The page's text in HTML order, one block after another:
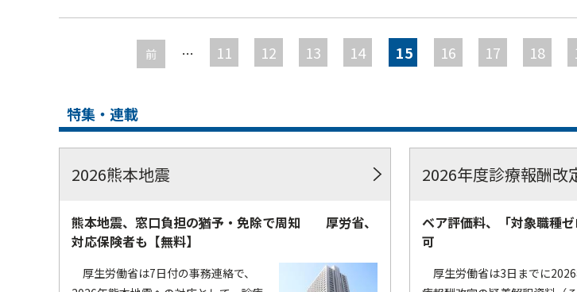
ペ
前 … 11 12 13 14 15 16 17 18
特集・連載
2026熊本地震
熊本地震、窓口負担の猶予・免除で周知 厚労省、
対応保険者も【無料】
厚生労働省は7日付の事務連絡で、
2026年度診療報酬改
ベア評価料、「対象職種
可
厚生労働省は3日までに